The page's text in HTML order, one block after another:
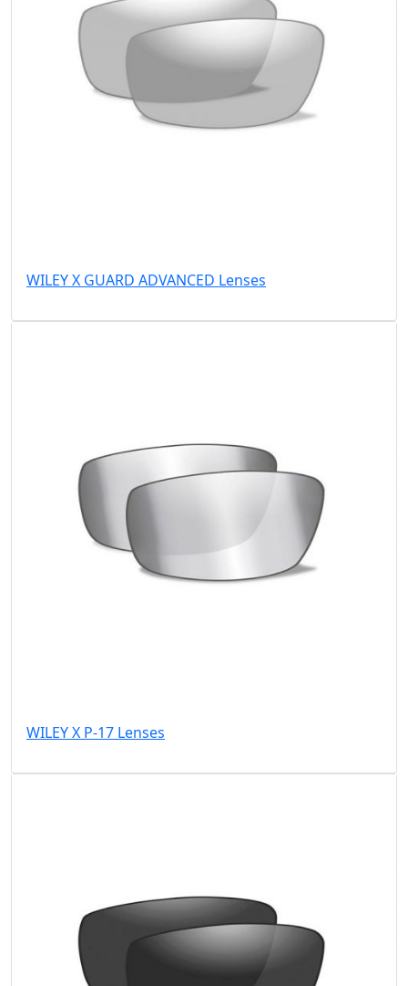
WILEY X GUARD ADVANCED Lenses
WILEY X P-17 Lenses